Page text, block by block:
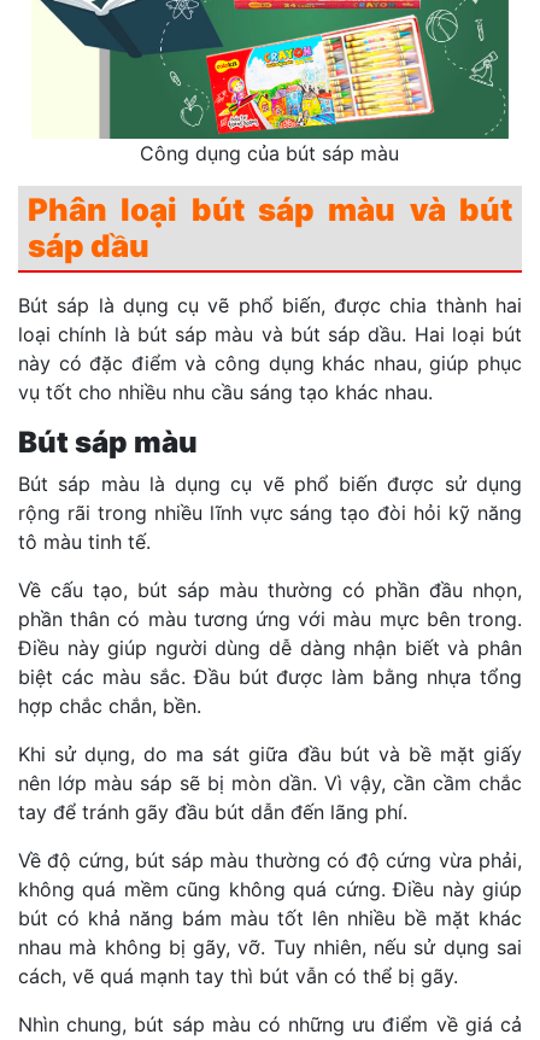
Công dụng của bút sáp màu
Phân loại bút sáp màu và bút
sáp dầu
Bút sáp là dụng cụ vẽ phổ biến, được chia thành hai
loại chính là bút sáp màu và bút sáp dầu. Hai loại bút
này có đặc điểm và công dụng khác nhau, giúp phục
vụ tốt cho nhiều nhu cầu sáng tạo khác nhau.
Bút sáp màu
Bút sáp màu là dụng cụ vẽ phổ biến được sử dụng
rộng rãi trong nhiều lĩnh vực sáng tạo đòi hỏi kỹ năng
tô màu tinh tế.
Về cấu tạo, bút sáp màu thường có phần đầu nhọn,
phần thân có màu tương ứng với màu mực bên trong.
Điều này giúp người dùng dễ dàng nhận biết và phân
biệt các màu sắc. Đầu bút được làm bằng nhựa tổng
hợp chắc chắn, bền.
Khi sử dụng, do ma sát giữa đầu bút và bề mặt giấy
nên lớp màu sáp sẽ bị mòn dần. Vì vậy, cần cầm chắc
tay để tránh gãy đầu bút dẫn đến lãng phí.
Về độ cứng, bút sáp màu thường có độ cứng vừa phải,
không quá mềm cũng không quá cứng. Điều này giúp
bút có khả năng bám màu tốt lên nhiều bề mặt khác
nhau mà không bị gãy, vỡ. Tuy nhiên, nếu sử dụng sai
cách, vẽ quá mạnh tay thì bút vẫn có thể bị gãy.
Nhìn chung, bút sáp màu có những ưu điểm về giá cả